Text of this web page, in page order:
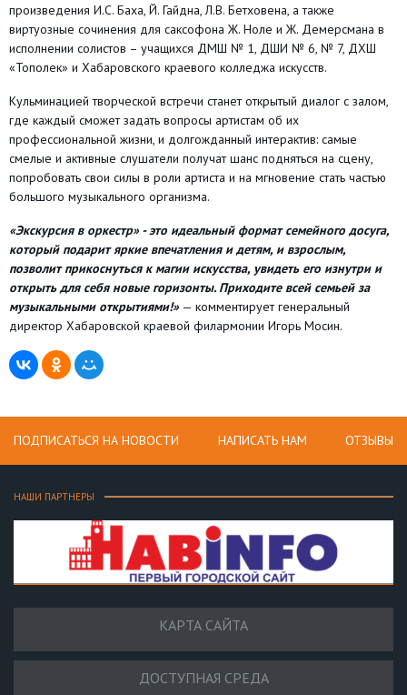
произведения И.С. Баха, Й. Гайдна, Л.В. Бетховена, а также
виртуозные сочинения для саксофона Ж. Ноле и Ж. Демерсмана в
исполнении солистов – учащихся ДМШ № 1, ДШИ № 6, № 7, ДХШ
«Тополек» и Хабаровского краевого колледжа искусств.
Кульминацией творческой встречи станет открытый диалог с залом,
где каждый сможет задать вопросы артистам об их
профессиональной жизни, и долгожданный интерактив: самые
смелые и активные слушатели получат шанс подняться на сцену,
попробовать свои силы в роли артиста и на мгновение стать частью
большого музыкального организма.
«Экскурсия в оркестр» - это идеальный формат семейного досуга,
который подарит яркие впечатления и детям, и взрослым,
позволит прикоснуться к магии искусства, увидеть его изнутри и
открыть для себя новые горизонты. Приходите всей семьей за
музыкальными открытиями!»— комментирует генеральный
директор Хабаровской краевой филармонии Игорь Мосин.
ПОДПИСАТЬСЯ НА НОВОСТИ НАПИСАТЬ НАМ ОТЗЫВЫ
НАШИ ПАРТНЕРЫ
КАРТА САЙТА
ДОСТУПНАЯ СРЕДА